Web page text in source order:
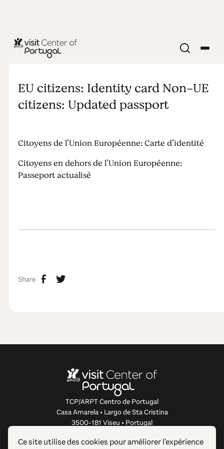
Documents
nécessaires
EU citizens: Identity card Non-UE
citizens: Updated passport
Citoyens de l’Union Européenne: Carte d’identité
Citoyens en dehors de l’Union Européenne:
Passeport actualisé
Share
TCP/ARPT Centro de Portugal
Casa Amarela • Largo de Sta Cristina
3500-181 Viseu • Portugal
Ce site utilise des cookies pour améliorer l'expérience